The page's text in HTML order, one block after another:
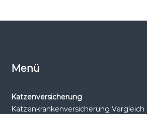
Menü
Katzenversicherung
Katzenkrankenversicherung Vergleich